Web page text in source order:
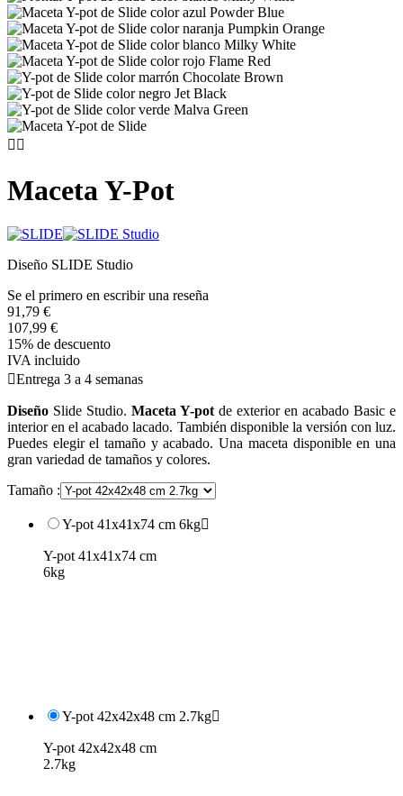
 
Maceta Y-Pot
Diseño SLIDE Studio
Se el primero en escribir una reseña
91,79 €
107,99 €
15% de descuento
IVA incluido
Entrega 3 a 4 semanas
Diseño Slide Studio. Maceta Y-pot de exterior en acabado Basic e
interior en el acabado lacado. También disponible la versión con luz.
Puedes elegir el tamaño y acabado. Una maceta disponible en una
gran variedad de tamaños y colores.
Tamaño :
Y-pot 41x41x74 cm 6kg
Y-pot 41x41x74 cm
6kg
Y-pot 42x42x48 cm 2.7kg
Y-pot 42x42x48 cm
2.7kg